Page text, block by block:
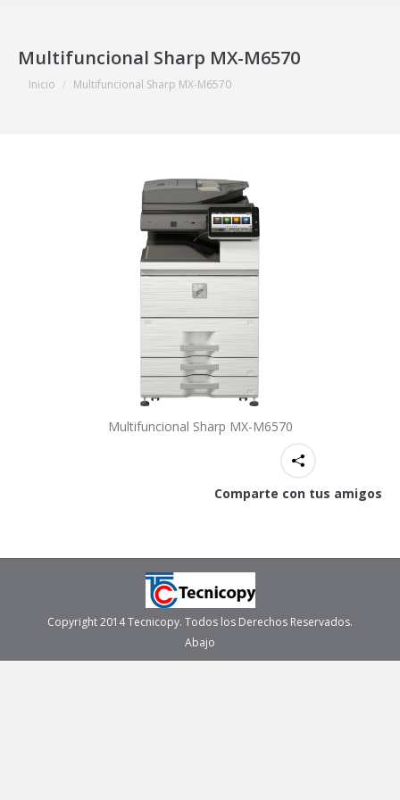
Multifuncional Sharp MX-M6570
Estás aquí:
Inicio Multifuncional Sharp MX-M6570
Multifuncional Sharp MX-M6570
Comparte con tus amigos
Copyright 2014 Tecnicopy. Todos los Derechos Reservados.
Abajo